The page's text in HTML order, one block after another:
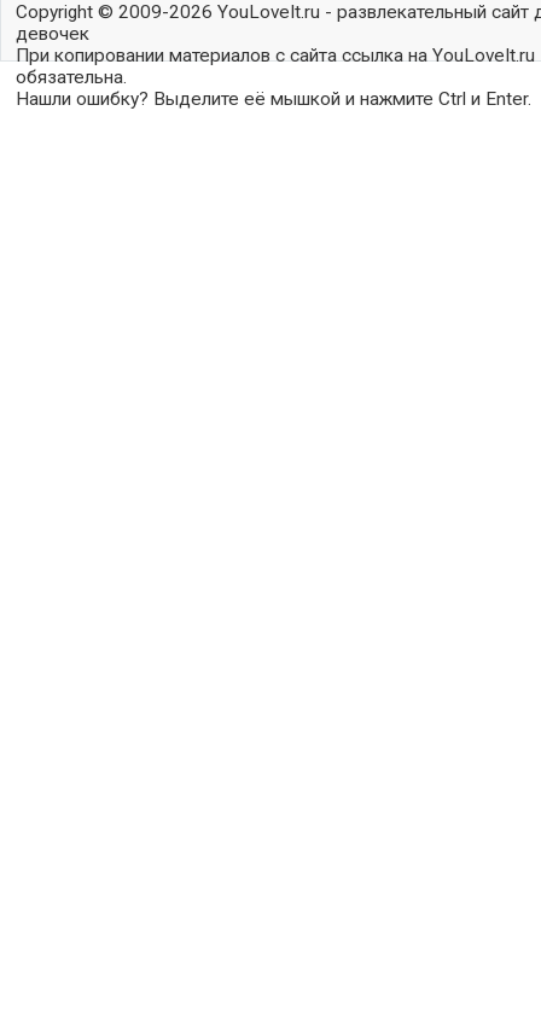
Copyright © 2009-2026 YouLoveIt.ru - развлекательный сайт
девочек
При копировании материалов с сайта ссылка на YouLoveIt.ru
обязательна.
Нашли ошибку? Выделите её мышкой и нажмите Ctrl и Enter.